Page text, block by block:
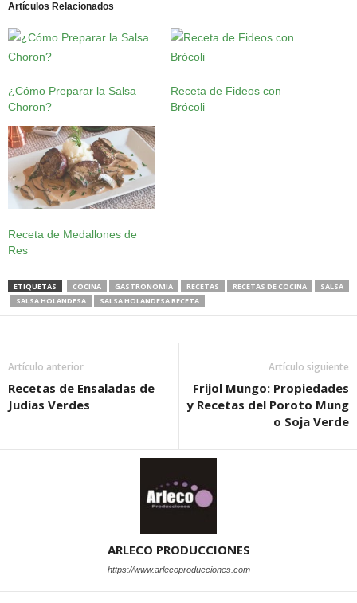
Artículos Relacionados
¿Cómo Preparar la Salsa
Choron?
Receta de Fideos con
Brócoli
Receta de Medallones de
Res
ETIQUETAS COCINA GASTRONOMIA RECETAS RECETAS DE COCINA
SALSA
SALSA HOLANDESA
SALSA HOLANDESA RECETA
Artículo anterior
Recetas de Ensaladas de
Judías Verdes
Artículo siguiente
Frijol Mungo: Propiedades
y Recetas del Poroto Mung
o Soja Verde
ARLECO PRODUCCIONES
https://www.arlecoproducciones.com